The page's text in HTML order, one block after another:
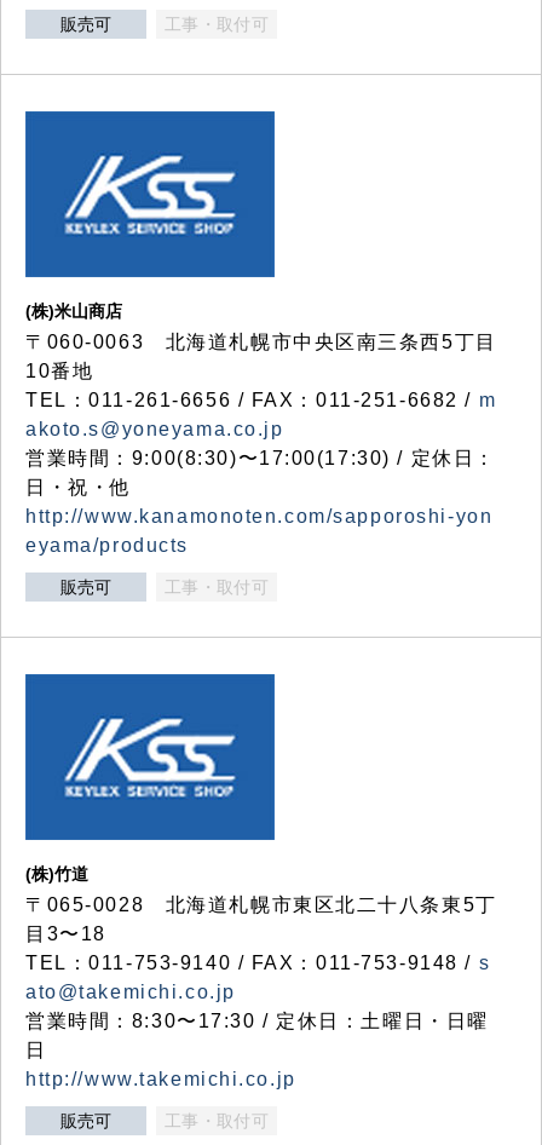
販売可 工事・取付可
(株)米山商店
〒060-0063 北海道札幌市中央区南三条西5丁目
10番地
TEL：011-261-6656 / FAX：011-251-6682 / m
akoto.s@yoneyama.co.jp
営業時間：9:00(8:30)〜17:00(17:30) / 定休日：
日・祝・他
http://www.kanamonoten.com/sapporoshi-yon
eyama/products
販売可 工事・取付可
(株)竹道
〒065-0028 北海道札幌市東区北二十八条東5丁
目3〜18
TEL：011-753-9140 / FAX：011-753-9148 / s
ato@takemichi.co.jp
営業時間：8:30〜17:30 / 定休日：土曜日・日曜
日
http://www.takemichi.co.jp
販売可 工事・取付可